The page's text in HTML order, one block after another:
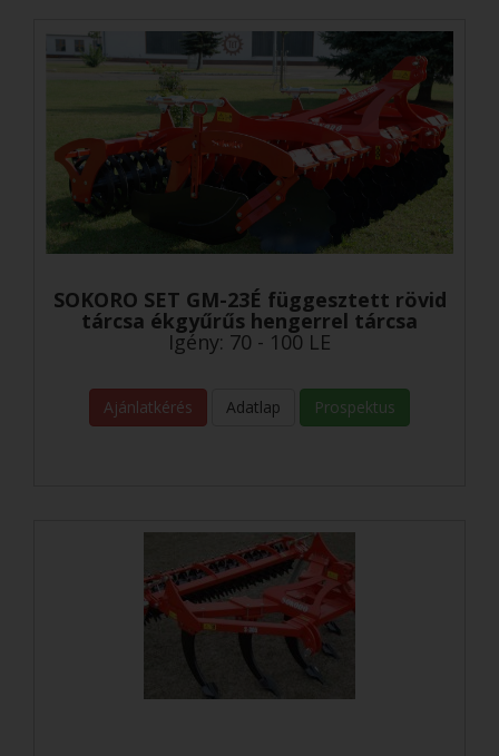
SOKORO SET GM-23É függesztett rövid
tárcsa ékgyűrűs hengerrel tárcsa
Igény: 70 - 100 LE
Ajánlatkérés Adatlap Prospektus